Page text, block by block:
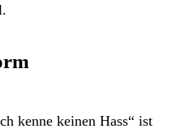
kenne keinen Hass“ ist